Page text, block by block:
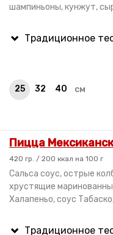
шампиньоны, кунжут,
25 32 40 см
Пицца
420 гр. / 200 ккал на 100 г
Сальса соус, острые
хрустящие
Халапеньо, соус